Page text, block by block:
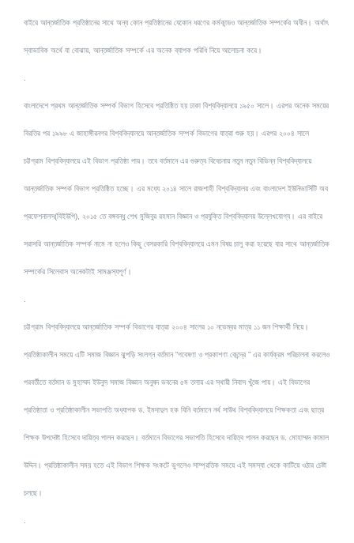
বাইরে আন্তর্জাতিক প্রতিষ্ঠানের সাথে অন্য কোন প্রতিষ্ঠানের যেকোন ধরণের কর্মকান্ডও আন্তর্জাতিক সম্পর্কের অধীন। অর্থাৎ
স্বাভাবিক অর্থে যা বোঝায়, আন্তর্জাতিক সম্পর্কে এর অনেক ব্যাপক পরিধি নিয়ে আলোচনা করে।
বাংলাদেশে প্রথম আন্তর্জাতিক সম্পর্ক বিভাগ হিসেবে প্রতিষ্ঠিত হয় ঢাকা বিশ্ববিদ্যালয়ে ১৯৫০ সালে। এরপর অনেক সময়ের
বিরতির পর ১৯৯৮ এ জাহাঙ্গীরনগর বিশ্ববিদ্যালয়ে আন্তর্জাতিক সম্পর্ক বিভাগের যাত্রা শুরু হয়। এরপর ২০০৪ সালে
চট্টগ্রাম বিশ্ববিদ্যালয়ে এই বিভাগ প্রতিষ্ঠা পায়। তবে বর্তমানে এর গুরুত্ব বিবেচনায় নতুন নতুন বিভিন্ন বিশ্ববিদ্যালয়ে
আন্তর্জাতিক সম্পর্ক বিভাগ প্রতিষ্ঠিত হচ্ছে। এর মধ্যে ২০১৪ সালে রাজশাহী বিশ্ববিদ্যালয় এবং বাংলাদেশ ইউনিভার্সিটি অব
প্রফেশনালস(বিইউপি), ২০১৫ তে বঙ্গবন্ধু শেখ মুজিবুর রহমান বিজ্ঞান ও প্রযুক্তি বিশ্ববিদ্যালয় উল্লেখযোগ্য। এর বাইরে
সরাসরি আন্তর্জাতিক সম্পর্ক নামে না হলেও কিছু বেসরকারি বিশ্ববিদ্যালয়ে এমন বিষয় চালু করা হয়েছে যার সাথে আন্তর্জাতিক
সম্পর্কের সিলেবাস অনেকটাই সামঞ্জস্যপূর্ণ।
চট্টগ্রাম বিশ্ববিদ্যালয়ে আন্তর্জাতিক সম্পর্ক বিভাগের যাত্রা ২০০৪ সালের ১০ নভেম্বর মাত্র ১১ জন শিক্ষার্থী নিয়ে।
প্রতিষ্ঠাকালীন সময়ে এটি সমাজ বিজ্ঞান ঝুপড়ি সংলগ্ন বর্তমান “গবেষণা ও প্রকাশণা কেন্দ্রে ” এর কার্যক্রম পরিচালনা করলেও
পরবর্তীতে বর্তমান ড মুহাম্মদ ইউনুস সমাজ বিজ্ঞান অনুষদ ভবনের ৫ম তলায় এর স্থায়ী নিবাস খুঁজে পায়। এই বিভাগের
প্রতিষ্ঠাতা ও প্রতিষ্ঠাকালীন সভাপতি অধ্যাপক ড. ইমদাদুল হক যিনি বর্তমানে নর্থ সাউথ বিশ্ববিদ্যালয়ে শিক্ষকতা এবং ছাত্র
শিক্ষক উপদেষ্টা হিসেবে দায়িত্ব পালন করছেন। বর্তমানে বিভাগের সভাপতি হিসেবে দায়িত্ব পালন করছেন ড. মোহাম্মদ কামাল
উদ্দিন। প্রতিষ্ঠাকালীন সময় হতে এই বিভাগ শিক্ষক সংকটে ভুগলেও সাম্প্রতিক সময়ে এই সমস্যা থেকে কাটিয়ে ওঠার চেষ্টা
চলছে।